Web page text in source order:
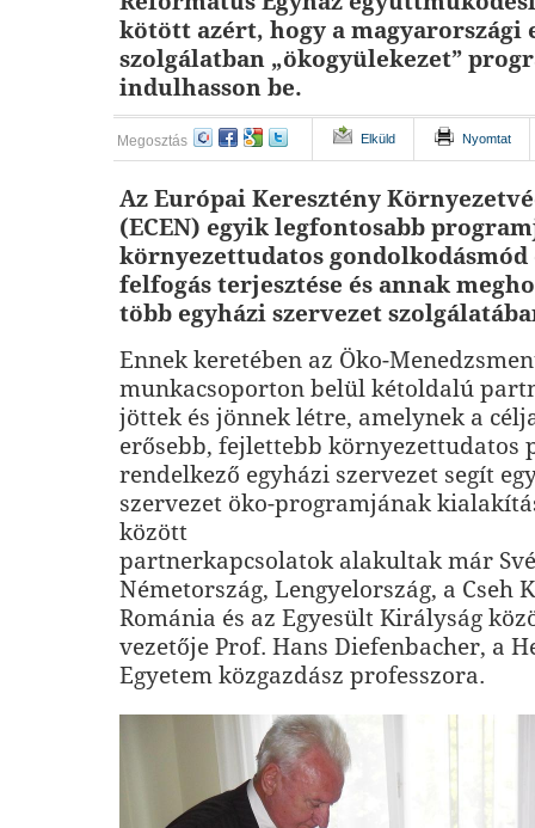
kötött azért, hogy a magyarországi
szolgálatban „ökogyülekezet”
indulhasson be.
Megosztás Elküld Nyomtat
Az Európai Keresztény
(ECEN) egyik legfontosabb
környezettudatos gondolkodásmód
felfogás terjesztése és annak
több egyházi szervezet
Ennek keretében az Öko-
munkacsoporton belül kétoldalú
jöttek és jönnek létre, amelynek a
erősebb, fejlettebb környezettudatos
rendelkező egyházi szervezet segít
szervezet öko-programjának
között
partnerkapcsolatok alakultak már
Németország, Lengyelország, a Cseh
Románia és az Egyesült Királyság
vezetője Prof. Hans Diefenbacher, a
Egyetem közgazdász professzora.